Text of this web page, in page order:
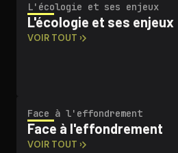
L'écologie et ses enjeux
L'écologie et ses enjeux
VOIR TOUT ›
Face à l'ef­fon­dre­ment
Face à l'ef­fon­dre­ment
VOIR TOUT ›